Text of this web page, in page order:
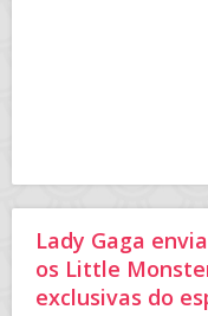
Lady Gaga
os Little
exclusivas do